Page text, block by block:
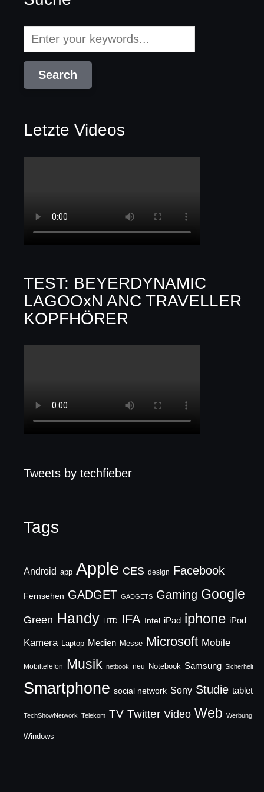
Letzte Videos
TEST: BEYERDYNAMIC
LAGOOxN ANC TRAVELLER
KOPFHÖRER
Tweets by techfieber
Tags
Android app Apple CES design Facebook
Fernsehen GADGET GADGETS Gaming Google
Green Handy HTD IFA Intel iPad iphone iPod
Kamera Laptop Medien Messe Microsoft Mobile
Mobiltelefon Musik netbook neu Notebook Samsung Sicherheit
Smartphone social network Sony Studie tablet
TechShowNetwork Telekom TV Twitter Video Web Werbung
Windows